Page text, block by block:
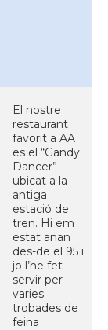
El nostre
restaurant
favorit a AA
es el “Gandy
Dancer”
ubicat a la
antiga
estació de
tren. Hi em
estat anan
des-de el 95 i
jo l’he fet
servir per
varies
trobades de
feina